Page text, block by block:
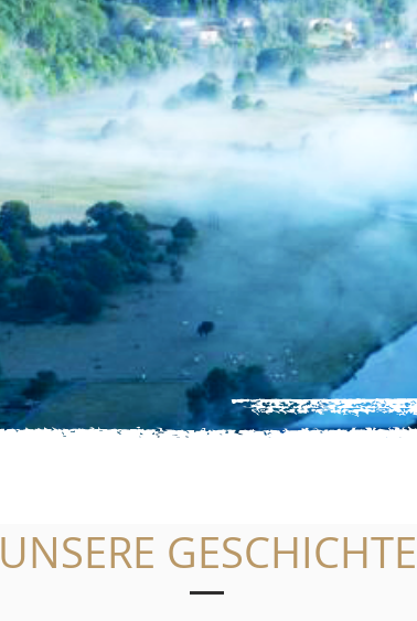
UNSERE GESCHICHTE